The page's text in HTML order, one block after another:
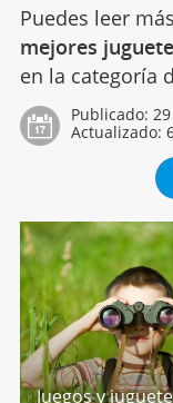
Puedes leer
mejores
en la categoría
Publicado:
Actualizado:
Juegos y